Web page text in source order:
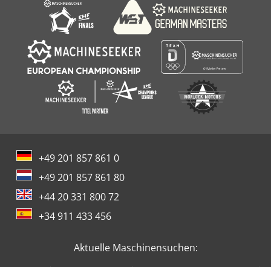
+49 201 857 861 0
+49 201 857 861 80
+44 20 331 800 72
+34 911 433 456
Aktuelle Maschinensuchen: